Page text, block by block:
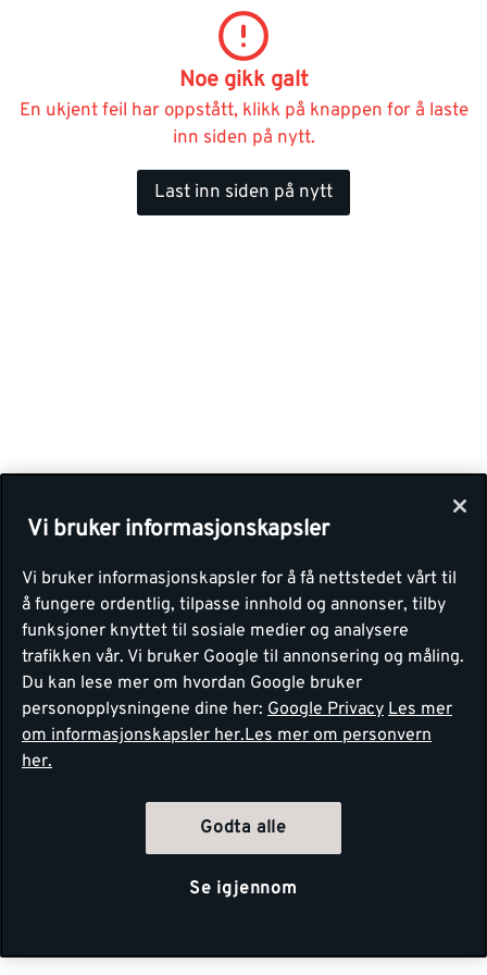
Noe gikk galt
En ukjent feil har oppstått, klikk på knappen for å laste
inn siden på nytt.
Last inn siden på nytt
Vi bruker informasjonskapsler
Vi bruker informasjonskapsler for å få nettstedet vårt til
å fungere ordentlig, tilpasse innhold og annonser, tilby
funksjoner knyttet til sosiale medier og analysere
trafikken vår. Vi bruker Google til annonsering og måling.
Du kan lese mer om hvordan Google bruker
personopplysningene dine her: Google Privacy Les mer
om informasjonskapsler her.Les mer om personvern
her.
Godta alle
Se igjennom